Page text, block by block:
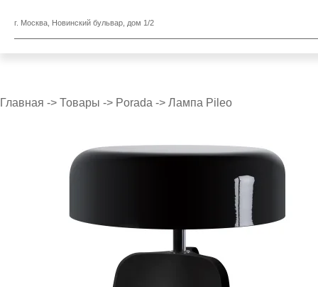
г. Москва, Новинский бульвар, дом 1/2
Главная -> Товары -> Porada -> Лампа Pileo